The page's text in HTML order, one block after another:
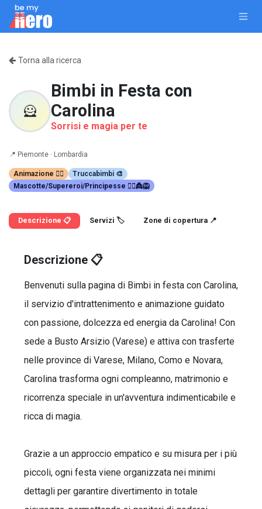
Passa al contenuto
Torna alla ricerca
🦸
Bimbi in Festa con
Carolina
Sorrisi e magia per te
📍 Piemonte · Lombardia
Animazione 🤹‍♂️
Truccabimbi 🎨
Mascotte/Supereroi/Principesse 🦸‍♀️👸🦁
Descrizione 📋 Servizi 🏷️ Zone di copertura 📍
Descrizione 📋
Benvenuti sulla pagina di Bimbi in festa con Carolina,
il servizio d'intrattenimento e animazione guidato
con passione, dolcezza ed energia da Carolina! Con
sede a Busto Arsizio (Varese) e attiva con trasferte
nelle province di Varese, Milano, Como e Novara,
Carolina trasforma ogni compleanno, matrimonio e
ricorrenza speciale in un'avventura indimenticabile e
ricca di magia.
Grazie a un approccio empatico e su misura per i più
piccoli, ogni festa viene organizzata nei minimi
dettagli per garantire divertimento in totale